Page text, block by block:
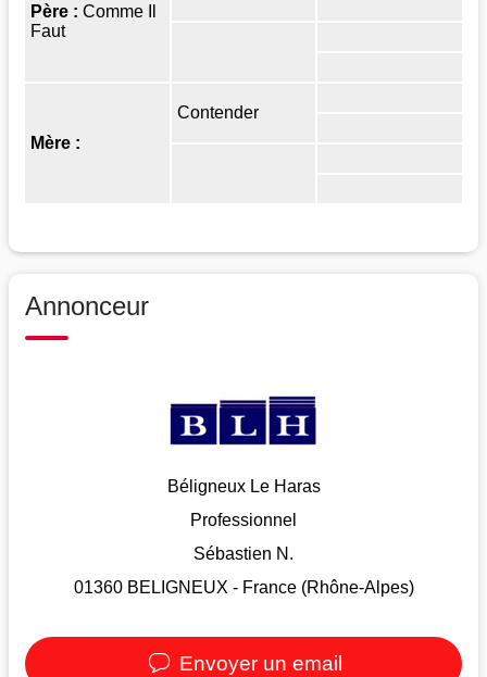
Père : Comme Il
Faut
Mère :
Contender
Annonceur
Béligneux Le Haras
Professionnel
Sébastien N.
01360 BELIGNEUX - France (Rhône-Alpes)
Envoyer un email